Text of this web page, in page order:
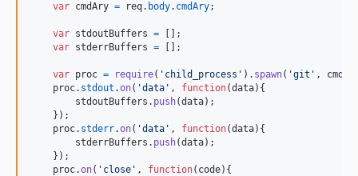
var cmdAry = req. body. cmdAry;
var stdoutBuffers =
;
var stderrBuffers = ;
var proc = require( 'child_process' ) . spawn( 'git' ,
proc. stdout .on( 'data' , function(data) {
stdoutBuffers . push(data) ;
} ) ;
proc. stderr.on( 'data' , function(data) {
stderrBuffers . push(data) ;
} ) ;
proc.on( 'close' , function( code) {